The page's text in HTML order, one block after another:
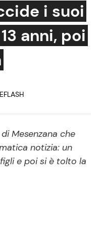
e TV
VIP
TV
e Talent
i suoi
anni, poi
Mesenzana che
notizia: un
e poi si è tolto la